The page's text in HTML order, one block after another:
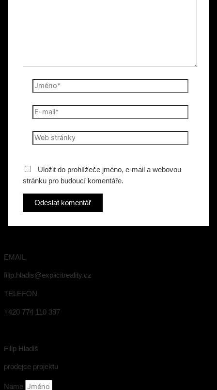
Jméno*
E-
mail*
Web
stránky
Uložit do prohlížeče jméno, e-mail a webovou
stránku pro budoucí komentáře.
EMAIL
filip.hladis@explicitreality.cz
TELEFON
+420 774 110 397
Filip Hladiš
prodejce projektu
Name